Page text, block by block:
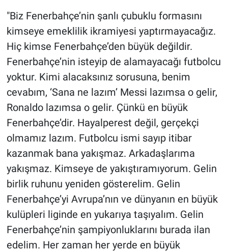
"Biz Fenerbahçe’nin şanlı çubuklu formasını
kimseye emeklilik ikramiyesi yaptırmayacağız.
Hiç kimse Fenerbahçe’den büyük değildir.
Fenerbahçe’nin isteyip de alamayacağı futbolcu
yoktur. Kimi alacaksınız sorusuna, benim
cevabım, ‘Sana ne lazım’ Messi lazımsa o gelir,
Ronaldo lazımsa o gelir. Çünkü en büyük
Fenerbahçe’dir. Hayalperest değil, gerçekçi
olmamız lazım. Futbolcu ismi sayıp itibar
kazanmak bana yakışmaz. Arkadaşlarıma
yakışmaz. Kimseye de yakıştıramıyorum. Gelin
birlik ruhunu yeniden gösterelim. Gelin
Fenerbahçe’yi Avrupa’nın ve dünyanın en büyük
kulüpleri liginde en yukarıya taşıyalım. Gelin
Fenerbahçe’nin şampiyonluklarını burada ilan
edelim. Her zaman her yerde en büyük